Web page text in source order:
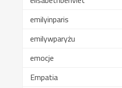
emilyinparis
emilywparyżu
emocje
Empatia